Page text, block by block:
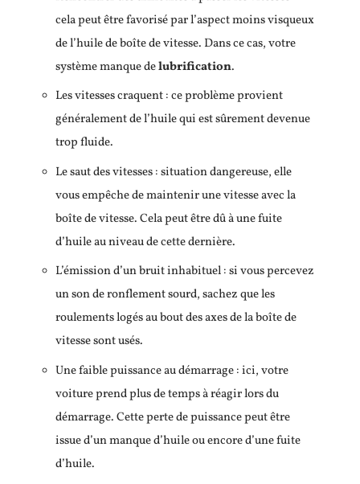
cela peut être favorisé par l’aspect moins visqueux
de l’huile de boîte de vitesse. Dans ce cas, votre
système manque delubrification.
Les vitesses craquent : ce problème provient
généralement de l’huile qui est sûrement devenue
trop fluide.
Le saut des vitesses : situation dangereuse, elle
vous empêche de maintenir une vitesse avec la
boîte de vitesse. Cela peut être dû à une fuite
d’huile au niveau de cette dernière.
L’émission d’un bruit inhabituel : si vous percevez
un son de ronflement sourd, sachez que les
roulements logés au bout des axes de la boîte de
vitesse sont usés.
Une faible puissance au démarrage : ici, votre
voiture prend plus de temps à réagir lors du
démarrage. Cette perte de puissance peut être
issue d’un manque d’huile ou encore d’une fuite
d’huile.